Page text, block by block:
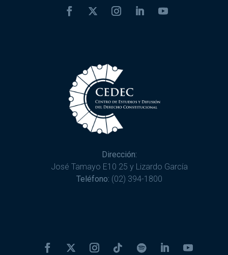
Dirección:
José Tamayo E10 25 y Lizardo García
Teléfono: (02) 394-1800